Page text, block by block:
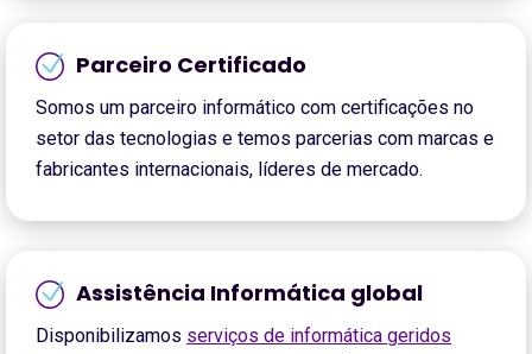
Parceiro Certificado
Somos um parceiro informático com certificações no
setor das tecnologias e temos parcerias com marcas e
fabricantes internacionais, líderes de mercado.
Assistência Informática global
Disponibilizamos serviços de informática geridos